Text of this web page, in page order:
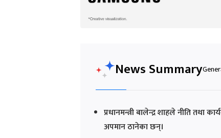
News Summary
प्रधानमन्त्री बालेन्द्र शाहले नीति
अपमान ठानेका छन्।